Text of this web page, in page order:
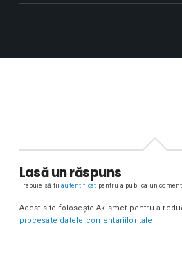
Lasă un răspuns
Trebuie să fiiautentificat pentru a publica un
Acest site folosește Akismet pentru a
procesate datele comentariilor tale